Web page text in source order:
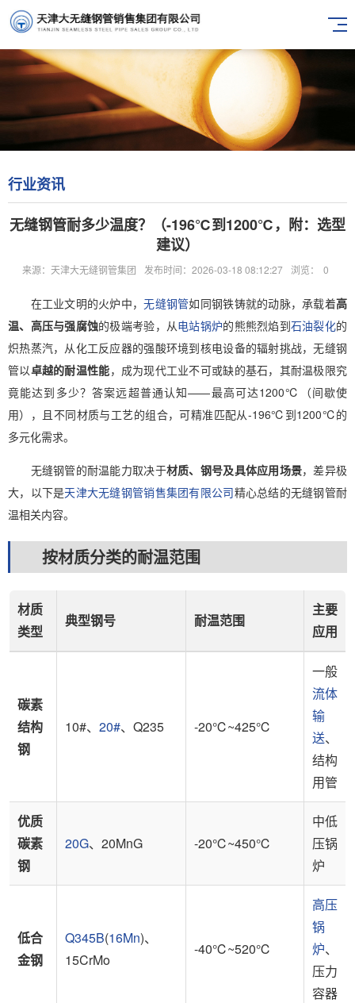
行业资讯
无缝钢管耐多少温度？（-196℃到1200℃，附：选型
建议）
来源：天津大无缝钢管集团 发布时间：2026-03-18 08:12:27 浏览： 0
在工业文明的火炉中，无缝钢管如同钢铁铸就的动脉，承载着高
温、高压与强腐蚀的极端考验，从电站锅炉的熊熊烈焰到石油裂化的
炽热蒸汽，从化工反应器的强酸环境到核电设备的辐射挑战，无缝钢
管以卓越的耐温性能，成为现代工业不可或缺的基石，其耐温极限究
竟能达到多少？答案远超普通认知——最高可达1200℃（间歇使
用），且不同材质与工艺的组合，可精准匹配从-196℃到1200℃的
多元化需求。
无缝钢管的耐温能力取决于材质、钢号及具体应用场景，差异极
大，以下是天津大无缝钢管销售集团有限公司精心总结的无缝钢管耐
温相关内容。
按材质分类的耐温范围
材质
类型
典型钢号 耐温范围
主要
应用
碳素
结构
钢
10#、 20#、Q235 -20℃~425℃
一般
流体
输
送、
结构
用管
优质
碳素
钢
20G、20MnG -20℃~450℃
中低
压锅
炉
低合
金钢
Q345B(16Mn)、
15CrMo
-40℃~520℃
高压
锅
炉、
压力
容器